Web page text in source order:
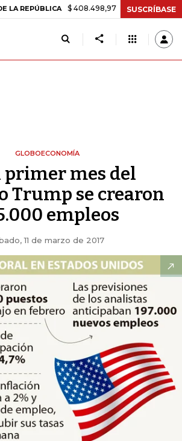
$ 408.498,97 +$ 8.753,81 +2,19%
SUSCRÍBASE
GLOBOECONOMÍA
primer mes del
Trump se crearon
empleos
11 de marzo de 2017